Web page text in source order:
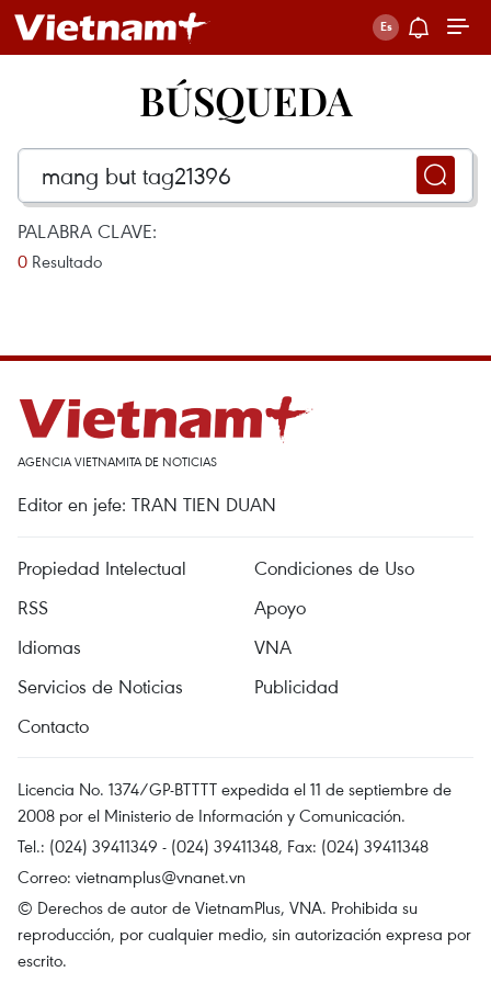
BÚSQUEDA
PALABRA CLAVE:
0 Resultado
AGENCIA VIETNAMITA DE NOTICIAS
Editor en jefe: TRAN TIEN DUAN
Propiedad Intelectual
Condiciones de Uso
RSS
Apoyo
Idiomas
VNA
Servicios de Noticias
Publicidad
Contacto
Licencia No. 1374/GP-BTTTT expedida el 11 de septiembre de
2008 por el Ministerio de Información y Comunicación.
Tel.: (024) 39411349 - (024) 39411348, Fax: (024) 39411348
Correo: vietnamplus@vnanet.vn
© Derechos de autor de VietnamPlus, VNA. Prohibida su
reproducción, por cualquier medio, sin autorización expresa por
escrito.